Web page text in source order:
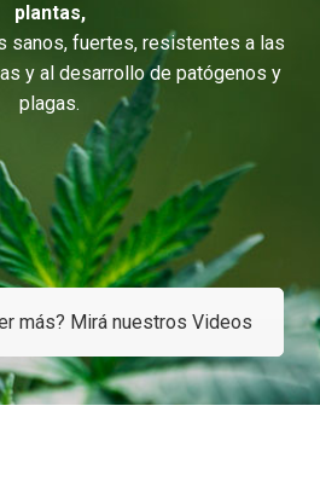
plantas,
sanos, fuertes, resistentes a las
y al desarrollo de patógenos y
plagas.
más? Mirá nuestros Videos